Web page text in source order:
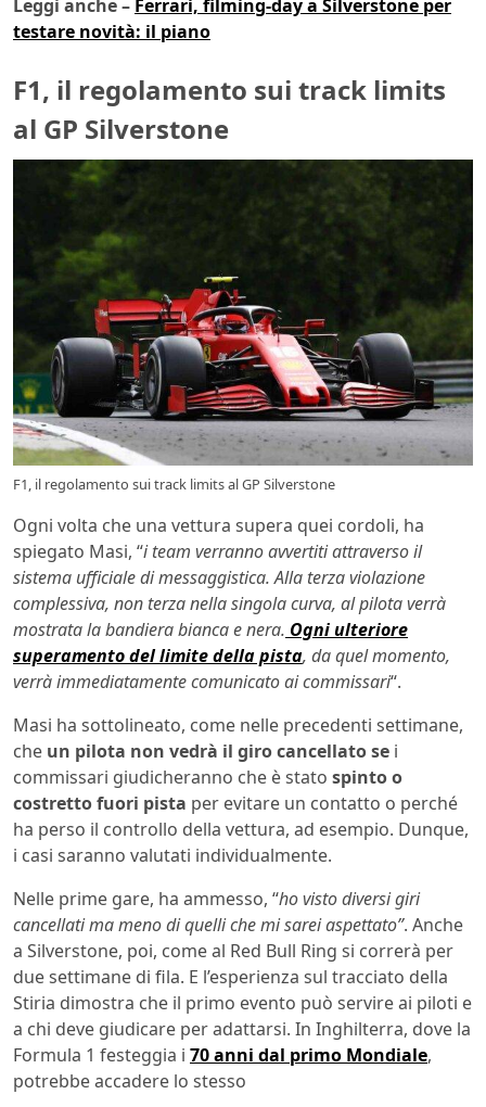
Leggi anche – Ferrari, filming-day a Silverstone per
testare novità: il piano
F1, il regolamento sui track limits
al GP Silverstone
F1, il regolamento sui track limits al GP Silverstone
Ogni volta che una vettura supera quei cordoli, ha
spiegato Masi, “i team verranno avvertiti attraverso il
sistema ufficiale di messaggistica. Alla terza violazione
complessiva, non terza nella singola curva, al pilota verrà
mostrata la bandiera bianca e nera. Ogni ulteriore
superamento del limite della pista, da quel momento,
verrà immediatamente comunicato ai commissari“.
Masi ha sottolineato, come nelle precedenti settimane,
che un pilota non vedrà il giro cancellato se i
commissari giudicheranno che è stato spinto o
costretto fuori pista per evitare un contatto o perché
ha perso il controllo della vettura, ad esempio. Dunque,
i casi saranno valutati individualmente.
Nelle prime gare, ha ammesso, “ho visto diversi giri
cancellati ma meno di quelli che mi sarei aspettato”. Anche
a Silverstone, poi, come al Red Bull Ring si correrà per
due settimane di fila. E l’esperienza sul tracciato della
Stiria dimostra che il primo evento può servire ai piloti e
a chi deve giudicare per adattarsi. In Inghilterra, dove la
Formula 1 festeggia i 70 anni dal primo Mondiale,
potrebbe accadere lo stesso